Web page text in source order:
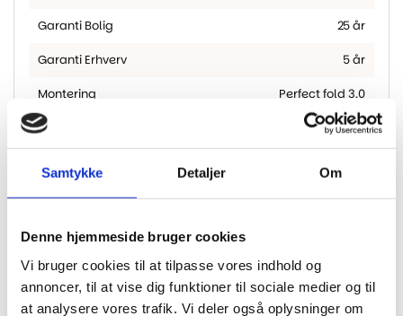
Samtykke Detaljer Om
Denne hjemmeside bruger cookies
Vi bruger cookies til at tilpasse vores indhold og
annoncer, til at vise dig funktioner til sociale medier og til
at analysere vores trafik. Vi deler også oplysninger om
Garanti Bolig 25 år
Garanti Erhverv 5 år
Montering Perfect fold 3.0
M2 Pr. Pakke 2.048
Fas 4-sidet fas